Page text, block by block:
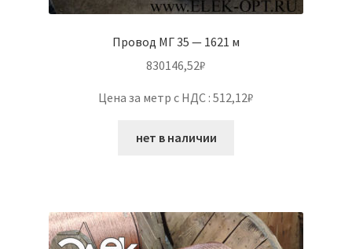
Провод МГ 35 — 1621 м
830146,52₽
Цена за метр с НДС : 512,12₽
нет в наличии